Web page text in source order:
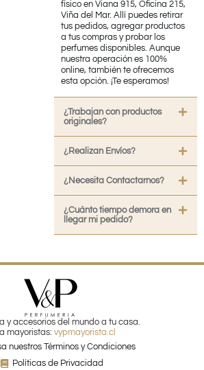
físico en Viana 915, Oficina 215,
Viña del Mar. Allí puedes retirar
tus pedidos, agregar productos
a tus compras y probar los
perfumes disponibles. Aunque
nuestra operación es 100%
online, también te ofrecemos
esta opción. ¡Te esperamos!
¿Trabajan con productos
originales?
¿Realizan Envíos?
¿Necesita Contactarnos?
¿Cuánto tiempo demora en
llegar mi pedido?
y accesorios del mundo a tu casa.
mayoristas: vypmayorista.cl
nuestros Términos y Condiciones
Políticas de Privacidad